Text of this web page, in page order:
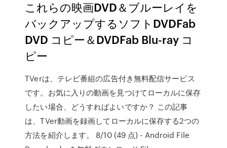
これらの映画DVD＆ブルーレイを
バックアップするソフトDVDFab
DVD コピー＆DVDFab Blu-ray コ
ピー
TVerは、テレビ番組の広告付き無料配信サービス
です。お気に入りの動画を見つけてローカルに保存
したい場合、どうすればよいですか？ この記事
は、TVer動画を録画してローカルに保存する2つの
方法を紹介します。 8/10 (49 点) - Android File